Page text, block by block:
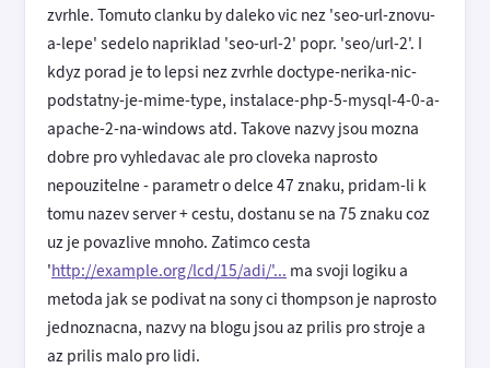
zvrhle. Tomuto clanku by daleko vic nez 'seo-url-znovu-
a-lepe' sedelo napriklad 'seo-url-2' popr. 'seo/url-2'. I
kdyz porad je to lepsi nez zvrhle doctype-nerika-nic-
podstatny-je-mime-type, instalace-php-5-mysql-4-0-a-
apache-2-na-windows atd. Takove nazvy jsou mozna
dobre pro vyhledavac ale pro cloveka naprosto
nepouzitelne - parametr o delce 47 znaku, pridam-li k
tomu nazev server + cestu, dostanu se na 75 znaku coz
uz je povazlive mnoho. Zatimco cesta
'http://example.org/lcd/15/adi/'... ma svoji logiku a
metoda jak se podivat na sony ci thompson je naprosto
jednoznacna, nazvy na blogu jsou az prilis pro stroje a
az prilis malo pro lidi.